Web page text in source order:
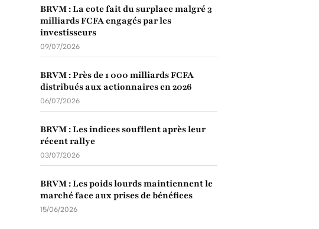
BRVM : La cote fait du surplace malgré 3
milliards FCFA engagés par les
investisseurs
09/07/2026
BRVM : Près de 1 000 milliards FCFA
distribués aux actionnaires en 2026
06/07/2026
BRVM : Les indices soufflent après leur
récent rallye
03/07/2026
BRVM : Les poids lourds maintiennent le
marché face aux prises de bénéfices
15/06/2026